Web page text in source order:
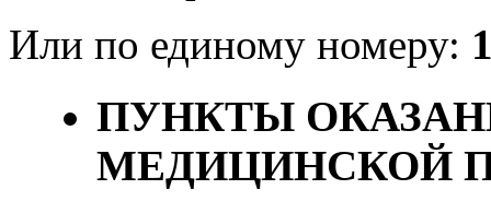
Или по единому номеру:
ПУНКТЫ
МЕДИЦИНСКОЙ